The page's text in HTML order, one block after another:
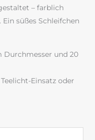
– farblich
süßes Schleifchen
Durchmesser und 20
Einsatz oder